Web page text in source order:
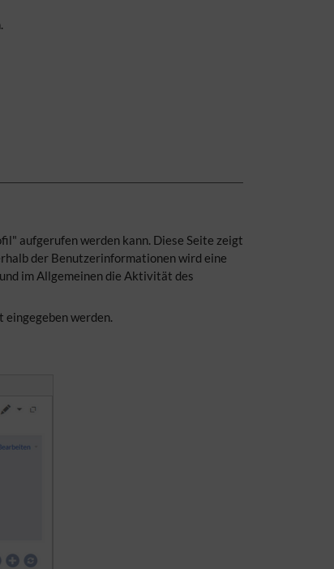
aufgerufen werden kann. Diese Seite zeigt
der Benutzerinformationen wird eine
im Allgemeinen die Aktivität des
werden.